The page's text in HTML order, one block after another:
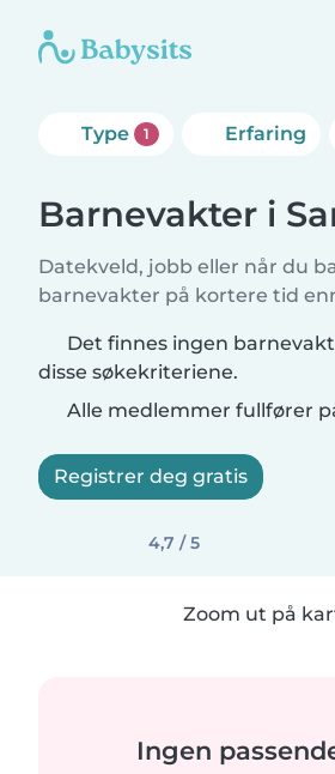
Type 1 Erfaring
Barnevakter i
Datekveld, jobb eller når du
barnevakter på kortere tid
Det finnes ingen
disse søkekriteriene.
Alle medlemmer fullfører
Registrer deg gratis
4,7 / 5
Zoom ut på
Ingen